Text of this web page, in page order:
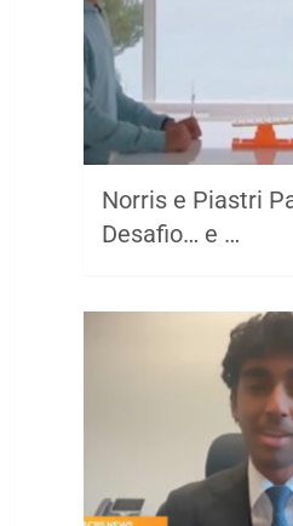
Norris e Piastri
Desafio… e …